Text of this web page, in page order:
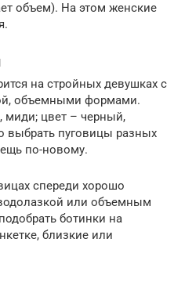
объем). На этом женские
на стройных девушках с
объемными формами.
цвет – черный,
пуговицы разных
по-новому.
спереди хорошо
или объемным
ботинки на
близкие или